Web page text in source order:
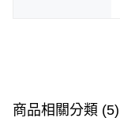
商品相關分類 (5)